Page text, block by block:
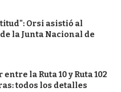
Orsi asistió al
la Junta Nacional de
la Ruta 10 y Ruta 102
todos los detalles